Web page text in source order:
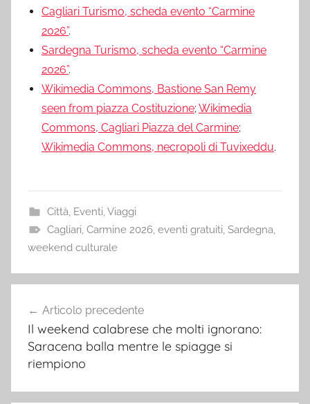
Cagliari Turismo, scheda evento “Carmine
2026”.
Sardegna Turismo, scheda evento “Carmine
2026”.
Wikimedia Commons, Bastione San Remy
seen from piazza Costituzione;Wikimedia
Commons, Cagliari Piazza del Carmine;
Wikimedia Commons, necropoli di Tuvixeddu.
Città, Eventi,Viaggi
Cagliari, Carmine 2026, eventi gratuiti, Sardegna,
weekend culturale
articoli
Articolo precedente
Il weekend calabrese che molti ignorano:
Saracena balla mentre le spiagge si
riempiono